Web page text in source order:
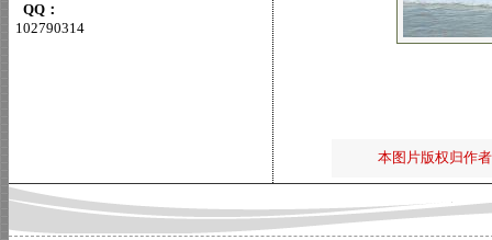
QQ：
102790314
本图片版权归作